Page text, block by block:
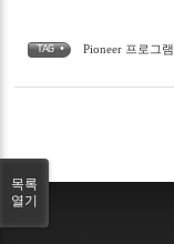
TAG • Pioneer 프로그램
목록
열기